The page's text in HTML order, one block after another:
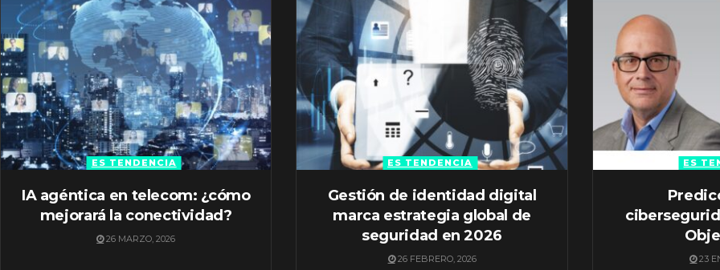
ES TENDENCIA
IA agéntica en telecom: ¿cómo
mejorará la conectividad?
26 MARZO, 2026
ES TENDENCIA
Gestión de identidad digital
marca estrategia global de
seguridad en 2026
26 FEBRERO, 2026
ES
23